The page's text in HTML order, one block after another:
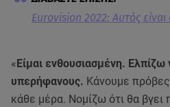
Eurovision 2022: Αυτός
«Είμαι ενθουσιασμένη.
υπερήφανους. Κάνουμε
κάθε μέρα. Νομίζω ότι θα